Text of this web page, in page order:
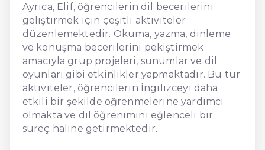
Ayrıca, Elif, öğrencilerin dil becerilerini
geliştirmek için çeşitli aktiviteler
düzenlemektedir. Okuma, yazma, dinleme
ve konuşma becerilerini pekiştirmek
amacıyla grup projeleri, sunumlar ve dil
oyunları gibi etkinlikler yapmaktadır. Bu tür
aktiviteler, öğrencilerin İngilizceyi daha
etkili bir şekilde öğrenmelerine yardımcı
olmakta ve dil öğrenimini eğlenceli bir
süreç haline getirmektedir.